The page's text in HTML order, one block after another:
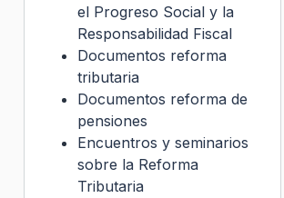
el Progreso Social y la
Responsabilidad Fiscal
Documentos reforma
tributaria
Documentos reforma de
pensiones
Encuentros y seminarios
sobre la Reforma
Tributaria